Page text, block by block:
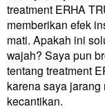
treatment ERHA
memberikan efek
mati. Apakah ini
wajah? Saya pun
tentang treatment
karena saya
kecantikan.